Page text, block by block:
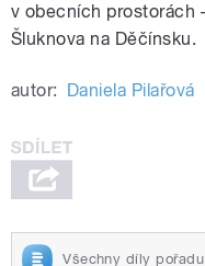
v obecních prostorách
Šluknova na Děčínsku.
autor: Daniela Pilařová
Všechny díly